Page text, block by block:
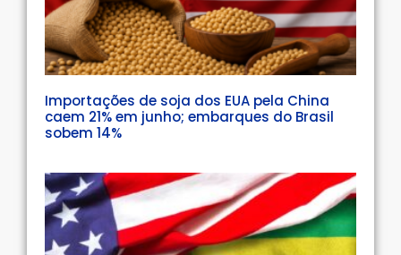
Importações de soja dos EUA pela China
caem 21% em junho; embarques do Brasil
sobem 14%